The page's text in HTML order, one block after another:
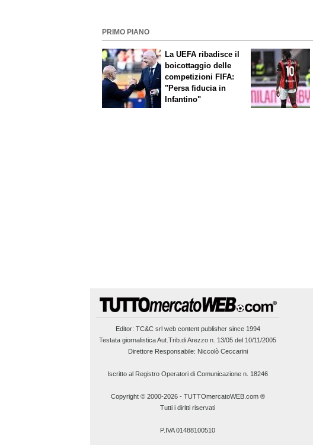
PRIMO PIANO
La UEFA ribadisce il
boicottaggio delle
competizioni FIFA:
"Persa fiducia in
Infantino"
Editor: TC&C srlweb content publisher since 1994
Testata giornalistica Aut.Trib.di Arezzo n. 13/05 del 10/11/2005
Direttore Responsabile: Niccolò Ceccarini
Iscritto al Registro Operatori di Comunicazione n. 18246
Copyright © 2000-2026- TUTTOmercatoWEB.com ®
Tutti i diritti riservati
P.IVA 01488100510